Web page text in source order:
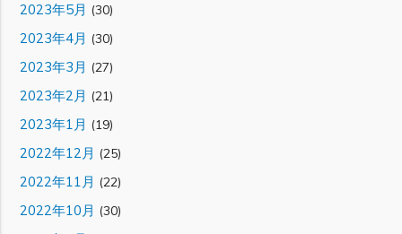
2023年5月 (30)
2023年4月 (30)
2023年3月 (27)
2023年2月 (21)
2023年1月 (19)
2022年12月 (25)
2022年11月 (22)
2022年10月 (30)